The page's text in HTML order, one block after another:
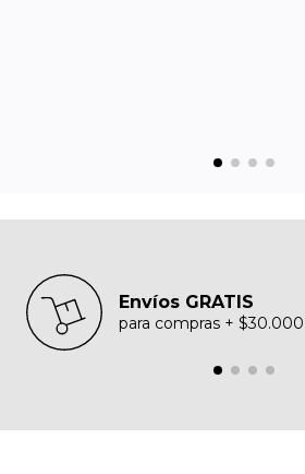
Envíos GRATIS
para compras + $30.000